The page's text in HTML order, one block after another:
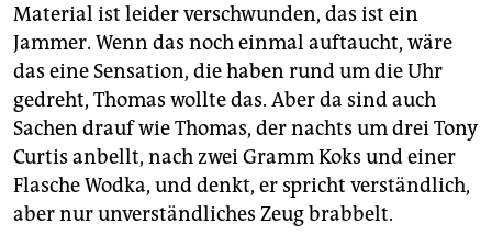
Material ist leider verschwunden, das ist ein
Jammer. Wenn das noch einmal auftaucht, wäre
das eine Sensation, die haben rund um die Uhr
gedreht, Thomas wollte das. Aber da sind auch
Sachen drauf wie Thomas, der nachts um drei Tony
Curtis anbellt, nach zwei Gramm Koks und einer
Flasche Wodka, und denkt, er spricht verständlich,
aber nur unverständliches Zeug brabbelt.